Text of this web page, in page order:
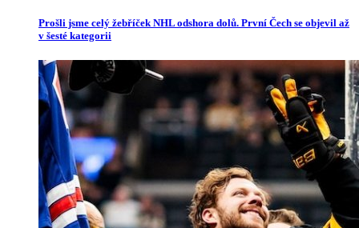
Prošli jsme celý žebříček NHL odshora dolů. První Čech se objevil až
v šesté kategorii